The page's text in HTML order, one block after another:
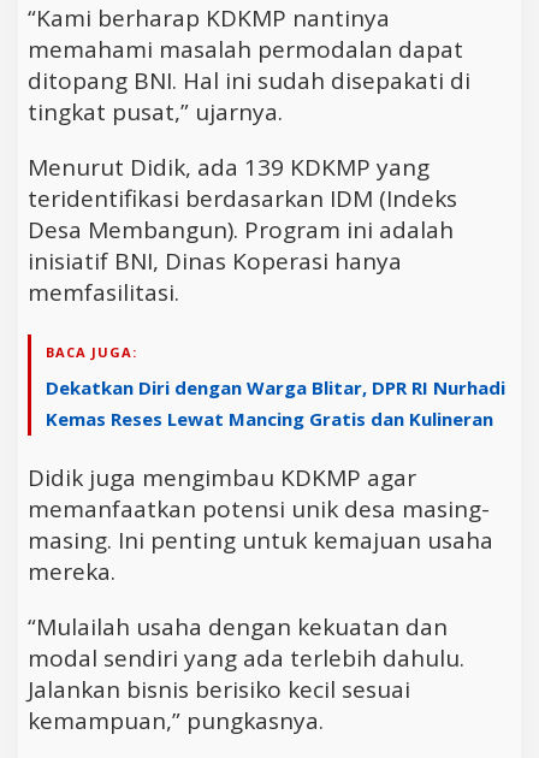
“Kami berharap KDKMP nantinya
memahami masalah permodalan dapat
ditopang BNI. Hal ini sudah disepakati di
tingkat pusat,” ujarnya.
Menurut Didik, ada 139 KDKMP yang
teridentifikasi berdasarkan IDM (Indeks
Desa Membangun). Program ini adalah
inisiatif BNI, Dinas Koperasi hanya
memfasilitasi.
BACA JUGA:
Dekatkan Diri dengan Warga Blitar, DPR RI Nurhadi
Kemas Reses Lewat Mancing Gratis dan Kulineran
Didik juga mengimbau KDKMP agar
memanfaatkan potensi unik desa masing-
masing. Ini penting untuk kemajuan usaha
mereka.
“Mulailah usaha dengan kekuatan dan
modal sendiri yang ada terlebih dahulu.
Jalankan bisnis berisiko kecil sesuai
kemampuan,” pungkasnya.